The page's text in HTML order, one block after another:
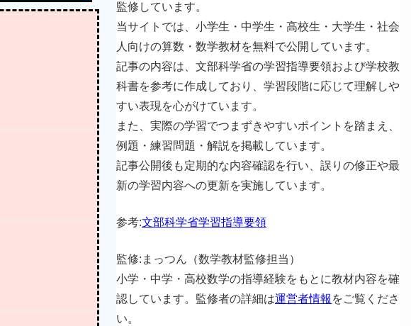
監修しています。
当サイトでは、小学生・中学生・高校生・大学生・社会
人向けの算数・数学教材を無料で公開しています。
記事の内容は、文部科学省の学習指導要領および学校教
科書を参考に作成しており、学習段階に応じて理解しや
すい表現を心がけています。
また、実際の学習でつまずきやすいポイントを踏まえ、
例題・練習問題・解説を掲載しています。
記事公開後も定期的な内容確認を行い、誤りの修正や最
新の学習内容への更新を実施しています。
参考:文部科学省学習指導要領
監修:まっつん（数学教材監修担当）
小学・中学・高校数学の指導経験をもとに教材内容を確
認しています。監修者の詳細は運営者情報 をご覧くださ
い。